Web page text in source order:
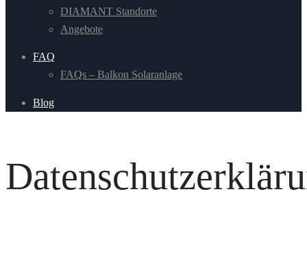
DIAMANT Standorte
Angebote
FAQ
FAQs – Balkon Solaranlage
Blog